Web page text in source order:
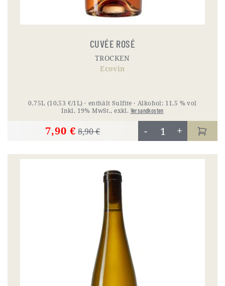
CUVÉE ROSÉ
TROCKEN
Ecovin
0,75L (10,53 €/1L) enthält Sulfite Alkohol: 11,5 % vol
7,90 € 8,90 €
Inkl. 19% MwSt.,exkl. Versandkosten
- +